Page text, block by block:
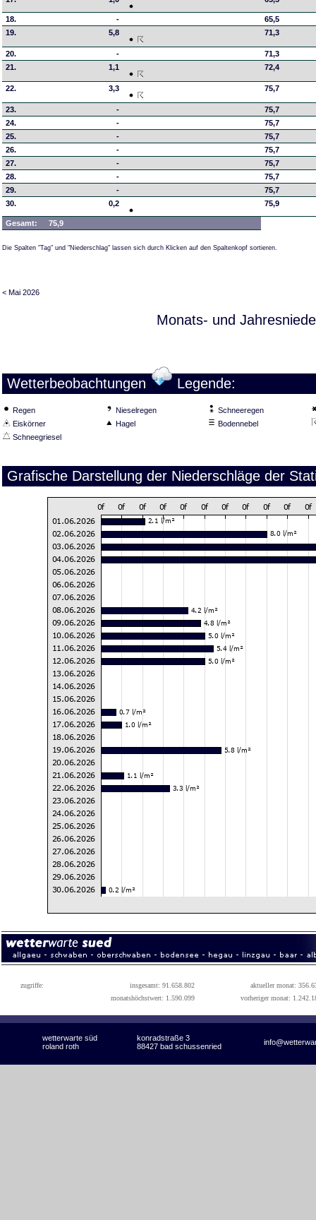
18. -
65,5
19.
5,8 71,3
20. -
71,3
21.
1,1 72,4
22. 3,3 75,7
23. -
75,7
24.
-
75,7
25.
-
75,7
26.
-
75,7
27.
-
75,7
28.
-
75,7
29.
-
75,7
30.
0,2 75,9
Gesamt: 75,9
Die Spalten "Tag" und "Niederschlag" lassen sich durch Klicken auf den Spaltenkopf sortieren.
< Mai 2026
Monats- und
Wetterbeobachtungen Legende:
Regen Nieselregen
Schneeregen
Eiskörner
Hagel
Bodennebel
Schneegriesel
Grafische Darstellung der Niederschläge der
zugriffe: insgesamt: 91.658.802
aktueller monat:
monatshöchstwert: 1.590.099
vorheriger monat:
wetterwarte süd konradstraße 3
roland roth 88427 bad schussenried